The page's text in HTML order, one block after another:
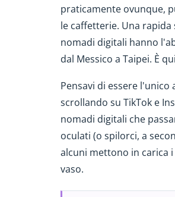
praticamente ovunque,
le caffetterie. Una
nomadi digitali hanno
dal Messico a Taipei. È
Pensavi di essere
scrollando su TikTok e
nomadi digitali che
oculati (o spilorci, a
alcuni mettono in carica
vaso.